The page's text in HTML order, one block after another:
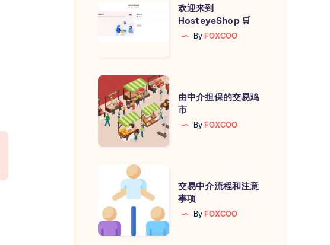
迎
🛒
欢迎来到
HosteyeShop 🛒
By FOXCOO
由
中
介
保
鸡
市
由中介担保的交易鸡
市
By FOXCOO
中
介
流
交易中介流程和注意
事项
By FOXCOO